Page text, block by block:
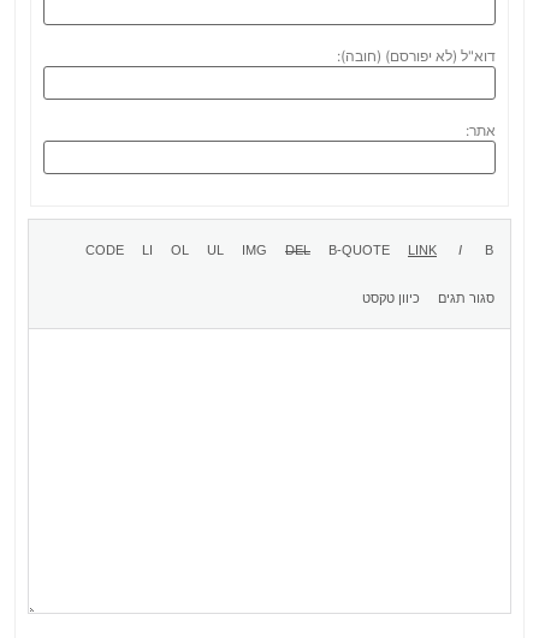
דוא"ל (לא יפורסם) (חובה):
אתר: